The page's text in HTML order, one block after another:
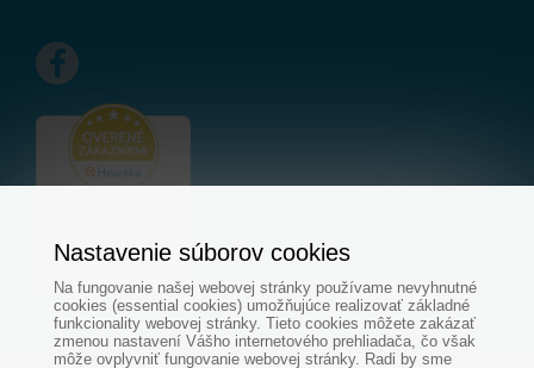
Nastavenie súborov cookies
Na fungovanie našej webovej stránky používame nevyhnutné
cookies (essential cookies) umožňujúce realizovať základné
funkcionality webovej stránky. Tieto cookies môžete zakázať
zmenou nastavení Vášho internetového prehliadača, čo však
môže ovplyvniť fungovanie webovej stránky. Radi by sme